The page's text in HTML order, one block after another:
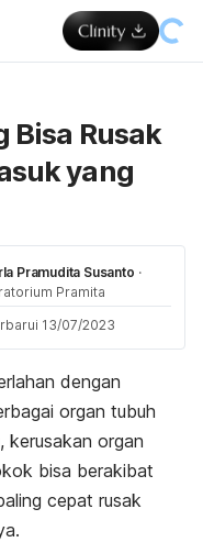
Bisa Rusak
yang
Pramudita Susanto ·
Pramita
13/07/2023
dengan
organ tubuh
kerusakan organ
bisa berakibat
cepat rusak